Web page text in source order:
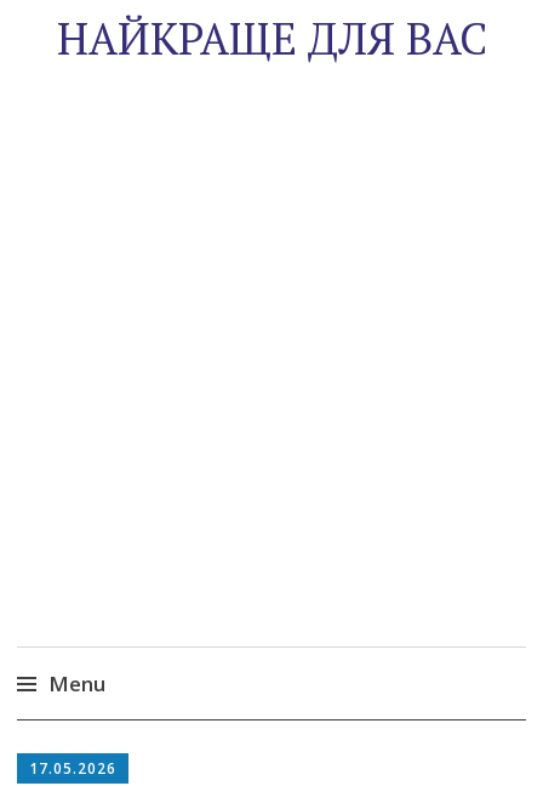
НАЙКРАЩЕ ДЛЯ ВАС
Menu
to
17.05.2026